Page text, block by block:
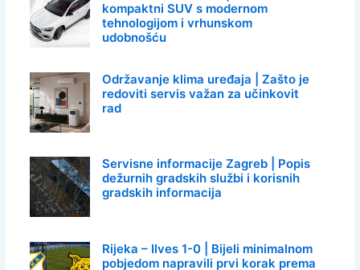
kompaktni SUV s modernom
tehnologijom i vrhunskom
udobnošću
Održavanje klima uređaja | Zašto je
redoviti servis važan za učinkovit
rad
Servisne informacije Zagreb | Popis
dežurnih gradskih službi i korisnih
gradskih informacija
Rijeka – Ilves 1-0 | Bijeli minimalnom
pobjedom napravili prvi korak prema